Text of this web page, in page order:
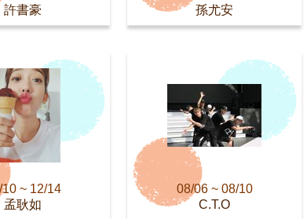
許書豪
孫尤安
10 ~ 12/14
孟耿如
08/06 ~ 08/10
C.T.O